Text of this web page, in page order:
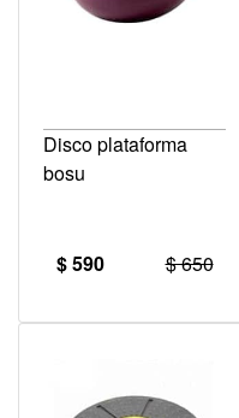
Disco plataforma
bosu
$ 590 $ 650